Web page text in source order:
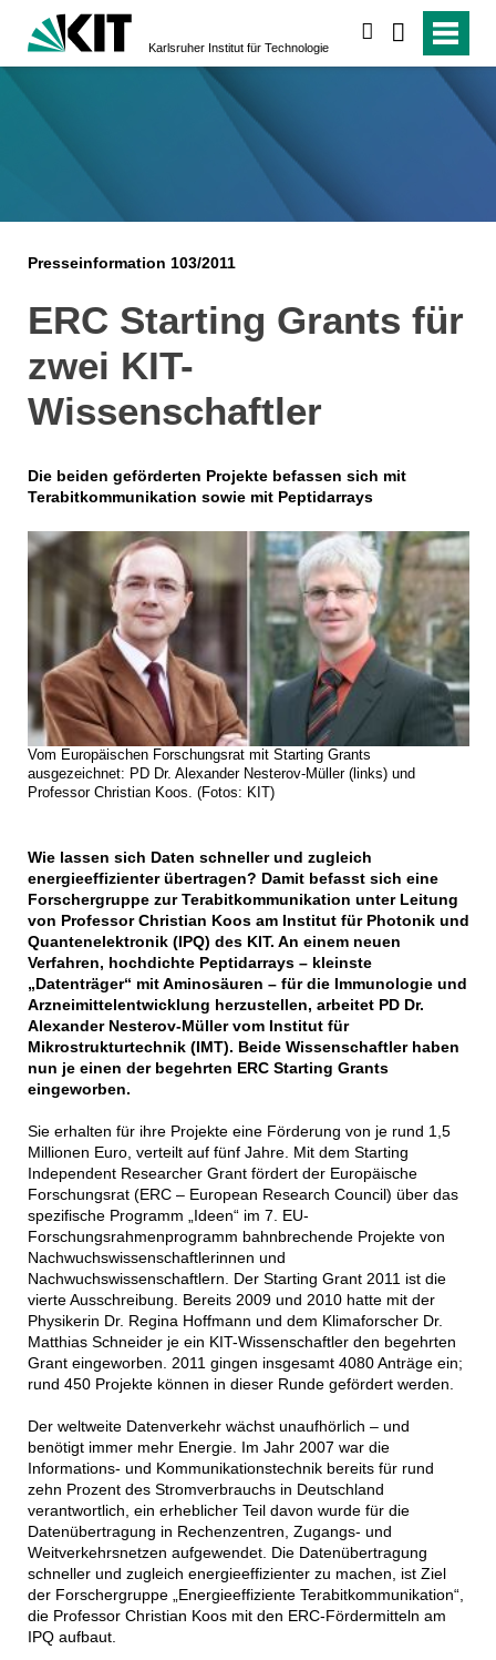
Karlsruher Institut für Technologie
Presseinformation 103/2011
ERC Starting Grants für
zwei KIT-
Wissenschaftler
Die beiden geförderten Projekte befassen sich mit
Terabitkommunikation sowie mit Peptidarrays
Vom Europäischen Forschungsrat mit Starting Grants
ausgezeichnet: PD Dr. Alexander Nesterov-Müller (links) und
Professor Christian Koos. (Fotos: KIT)
Wie lassen sich Daten schneller und zugleich
energieeffizienter übertragen? Damit befasst sich eine
Forschergruppe zur Terabitkommunikation unter Leitung
von Professor Christian Koos am Institut für Photonik und
Quantenelektronik (IPQ) des KIT. An einem neuen
Verfahren, hochdichte Peptidarrays – kleinste
„Datenträger“ mit Aminosäuren – für die Immunologie und
Arzneimittelentwicklung herzustellen, arbeitet PD Dr.
Alexander Nesterov-Müller vom Institut für
Mikrostrukturtechnik (IMT). Beide Wissenschaftler haben
nun je einen der begehrten ERC Starting Grants
eingeworben.
Sie erhalten für ihre Projekte eine Förderung von je rund 1,5
Millionen Euro, verteilt auf fünf Jahre. Mit dem Starting
Independent Researcher Grant fördert der Europäische
Forschungsrat (ERC – European Research Council) über das
spezifische Programm „Ideen“ im 7. EU-
Forschungsrahmenprogramm bahnbrechende Projekte von
Nachwuchswissenschaftlerinnen und
Nachwuchswissenschaftlern. Der Starting Grant 2011 ist die
vierte Ausschreibung. Bereits 2009 und 2010 hatte mit der
Physikerin Dr. Regina Hoffmann und dem Klimaforscher Dr.
Matthias Schneider je ein KIT-Wissenschaftler den begehrten
Grant eingeworben. 2011 gingen insgesamt 4080 Anträge ein;
rund 450 Projekte können in dieser Runde gefördert werden.
Der weltweite Datenverkehr wächst unaufhörlich – und
benötigt immer mehr Energie. Im Jahr 2007 war die
Informations- und Kommunikationstechnik bereits für rund
zehn Prozent des Stromverbrauchs in Deutschland
verantwortlich, ein erheblicher Teil davon wurde für die
Datenübertragung in Rechenzentren, Zugangs- und
Weitverkehrsnetzen aufgewendet. Die Datenübertragung
schneller und zugleich energieeffizienter zu machen, ist Ziel
der Forschergruppe „Energieeffiziente Terabitkommunikation“,
die Professor Christian Koos mit den ERC-Fördermitteln am
IPQ aufbaut.